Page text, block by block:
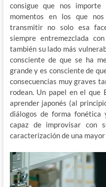
consigue que nos importe
momentos en los que
transmitir no solo esa
siempre entremezclada
también su lado más
consciente de que se ha
grande y es consciente de
consecuencias muy graves
rodean. Un papel en el que
aprender japonés (al
diálogos de forma
capaz de improvisar con
caracterización de una